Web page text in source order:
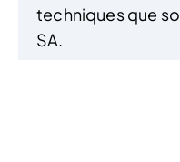
techniques que
SA.